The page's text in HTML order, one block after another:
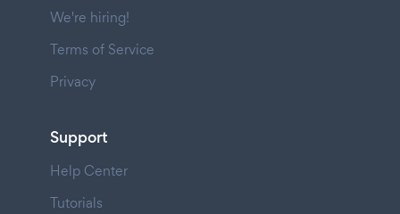
We're hiring!
Terms of Service
Privacy
Support
Help Center
Tutorials